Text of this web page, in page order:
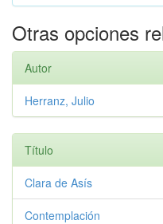
Otras opciones
Autor
Herranz, Julio
Título
Clara de Asís
Contemplación